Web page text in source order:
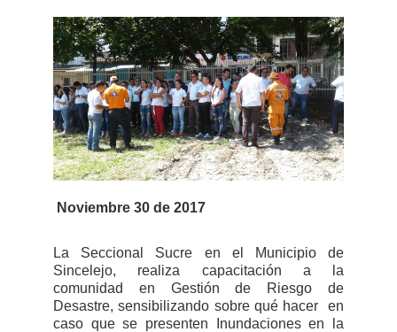
Noviembre 30 de 2017
La Seccional Sucre en el Municipio de
Sincelejo, realiza capacitación a la
comunidad en Gestión de Riesgo de
Desastre, sensibilizando sobre qué hacer en
caso que se presenten Inundaciones en la